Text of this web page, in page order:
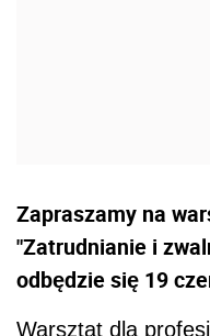
Zapraszamy na
"Zatrudnianie i
odbędzie się 19
Warsztat dla